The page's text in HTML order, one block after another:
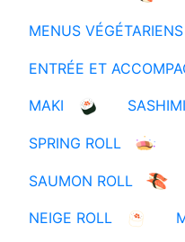
MENUS
ENTRÉE ET
MAKI
SPRING ROLL
SAUMON ROLL
NEIGE ROLL